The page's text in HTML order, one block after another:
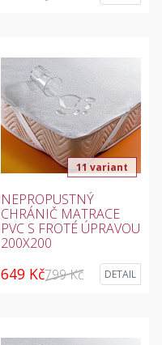
11 variant
NEPROPUSTNÝ
CHRÁNIČ MATRACE
PVC S FROTÉ ÚPRAVOU
200X200
649 Kč799 Kč DETAIL